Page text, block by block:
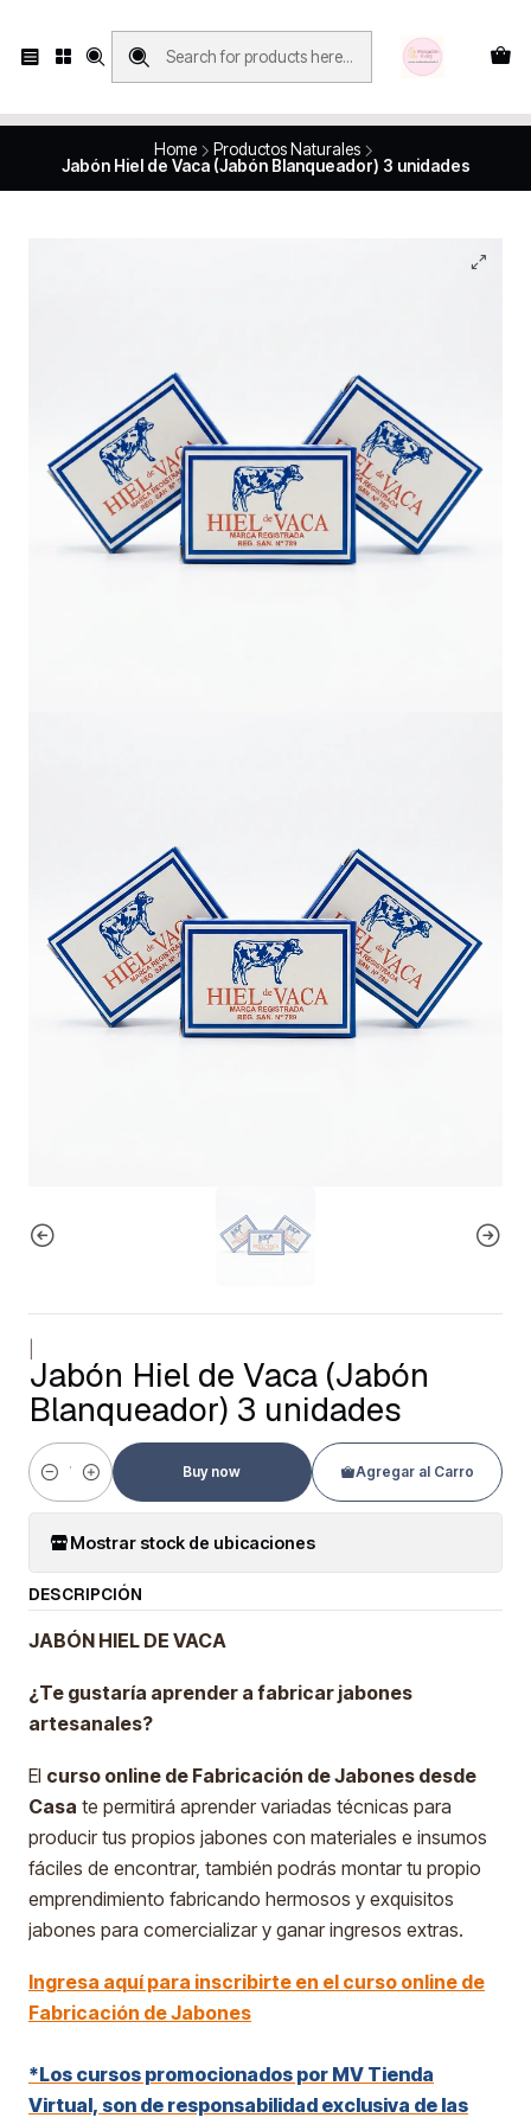
Home
Productos Naturales
Jabón Hiel de Vaca (Jabón Blanqueador) 3 unidades
Jabón Hiel de Vaca (Jabón
Blanqueador) 3 unidades
Cantidad
Agregar al Carro
Buy now
Mostrar stock de ubicaciones
DESCRIPCIÓN
JABÓN HIEL DE VACA
¿Te gustaría aprender a fabricar jabones
artesanales?
El curso online de Fabricación de Jabones desde
Casa te permitirá aprender variadas técnicas para
producir tus propios jabones con materiales e insumos
fáciles de encontrar, también podrás montar tu propio
emprendimiento fabricando hermosos y exquisitos
jabones para comercializar y ganar ingresos extras.
Ingresa aquí para inscribirte en el curso online de
Fabricación de Jabones
*Los cursos promocionados por MV Tienda
Virtual, son de responsabilidad exclusiva de las